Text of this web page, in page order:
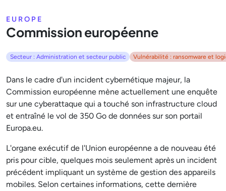
EUROPE
Commission européenne
Secteur : Administration et secteur public Vulnérabilité : ransomware et
Dans le cadre d'un incident cybernétique majeur, la
Commission européenne mène actuellement une enquête
sur une cyberattaque qui a touché son infrastructure cloud
et entraîné le vol de 350 Go de données sur son portail
Europa.eu.
L'organe exécutif de l'Union européenne a de nouveau été
pris pour cible, quelques mois seulement après un incident
précédent impliquant un système de gestion des appareils
mobiles. Selon certaines informations, cette dernière